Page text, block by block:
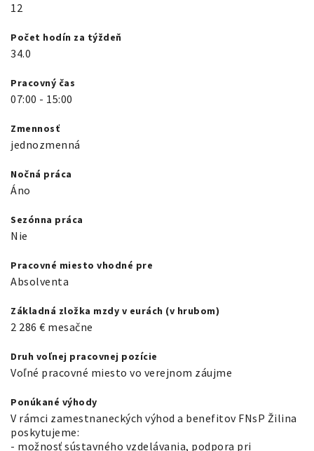
12
Počet hodín za týždeň
34.0
Pracovný čas
07:00 - 15:00
Zmennosť
jednozmenná
Nočná práca
Áno
Sezónna práca
Nie
Pracovné miesto vhodné pre
Absolventa
Základná zložka mzdy v eurách (v hrubom)
2 286 € mesačne
Druh voľnej pracovnej pozície
Voľné pracovné miesto vo verejnom záujme
Ponúkané výhody
V rámci zamestnaneckých výhod a benefitov FNsP Žilina
poskytujeme:
- možnosť sústavného vzdelávania, podpora pri